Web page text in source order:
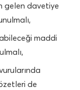
gelen davetiye
maddi
de